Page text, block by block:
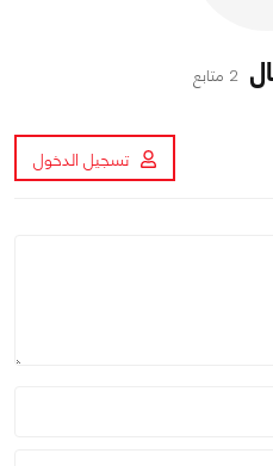
2 متابع
تسجيل الدخول